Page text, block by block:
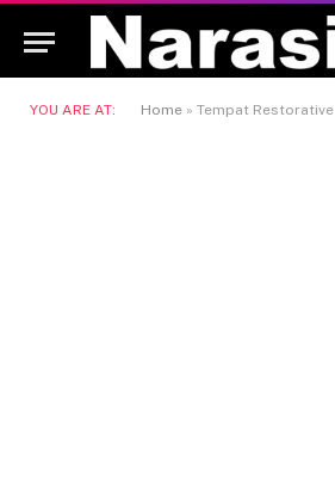
YOU ARE AT: Home » Tempat Restorative